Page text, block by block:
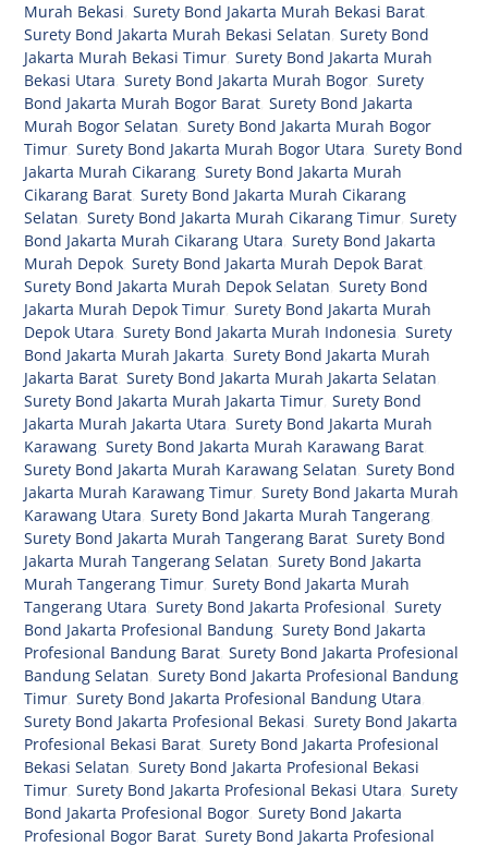
Murah Bekasi ,Surety Bond Jakarta Murah Bekasi Barat
Surety Bond Jakarta Murah Bekasi Selatan ,Surety Bond
Jakarta Murah Bekasi Timur ,Surety Bond Jakarta Murah
Bekasi Utara ,Surety Bond Jakarta Murah Bogor ,Surety
Bond Jakarta Murah Bogor Barat ,Surety Bond Jakarta
Murah Bogor Selatan ,Surety Bond Jakarta Murah Bogor
Timur ,Surety Bond Jakarta Murah Bogor Utara ,Surety Bond
Jakarta Murah Cikarang ,Surety Bond Jakarta Murah
Cikarang Barat ,Surety Bond Jakarta Murah Cikarang
Selatan ,Surety Bond Jakarta Murah Cikarang Timur ,Surety
Bond Jakarta Murah Cikarang Utara ,Surety Bond Jakarta
Murah Depok ,Surety Bond Jakarta Murah Depok Barat
Surety Bond Jakarta Murah Depok Selatan ,Surety Bond
Jakarta Murah Depok Timur ,Surety Bond Jakarta Murah
Depok Utara ,Surety Bond Jakarta Murah Indonesia ,Surety
Bond Jakarta Murah Jakarta ,Surety Bond Jakarta Murah
Jakarta Barat ,Surety Bond Jakarta Murah Jakarta Selatan
Surety Bond Jakarta Murah Jakarta Timur ,Surety Bond
Jakarta Murah Jakarta Utara ,Surety Bond Jakarta Murah
Karawang ,Surety Bond Jakarta Murah Karawang Barat
Surety Bond Jakarta Murah Karawang Selatan ,Surety Bond
Jakarta Murah Karawang Timur ,Surety Bond Jakarta Murah
Karawang Utara ,Surety Bond Jakarta Murah Tangerang
Surety Bond Jakarta Murah Tangerang Barat ,Surety Bond
Jakarta Murah Tangerang Selatan ,Surety Bond Jakarta
Murah Tangerang Timur ,Surety Bond Jakarta Murah
Tangerang Utara ,Surety Bond Jakarta Profesional ,Surety
Bond Jakarta Profesional Bandung ,Surety Bond Jakarta
Profesional Bandung Barat ,Surety Bond Jakarta Profesional
Bandung Selatan ,Surety Bond Jakarta Profesional Bandung
Timur ,Surety Bond Jakarta Profesional Bandung Utara
Surety Bond Jakarta Profesional Bekasi ,Surety Bond Jakarta
Profesional Bekasi Barat ,Surety Bond Jakarta Profesional
Bekasi Selatan ,Surety Bond Jakarta Profesional Bekasi
Timur ,Surety Bond Jakarta Profesional Bekasi Utara ,Surety
Bond Jakarta Profesional Bogor ,Surety Bond Jakarta
Profesional Bogor Barat ,Surety Bond Jakarta Profesional